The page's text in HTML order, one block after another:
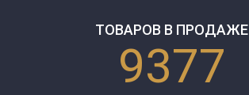
ТОВАРОВ В ПРОДАЖЕ
9377